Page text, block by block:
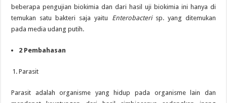
beberapa pengujian biokimia dan dari hasil uji biokimia ini hanya di
temukan satu bakteri saja yaitu Enterobacterisp. yang ditemukan
pada media udang putih.
2 Pembahasan
Parasit
Parasit adalah organisme yang hidup pada organisme lain dan